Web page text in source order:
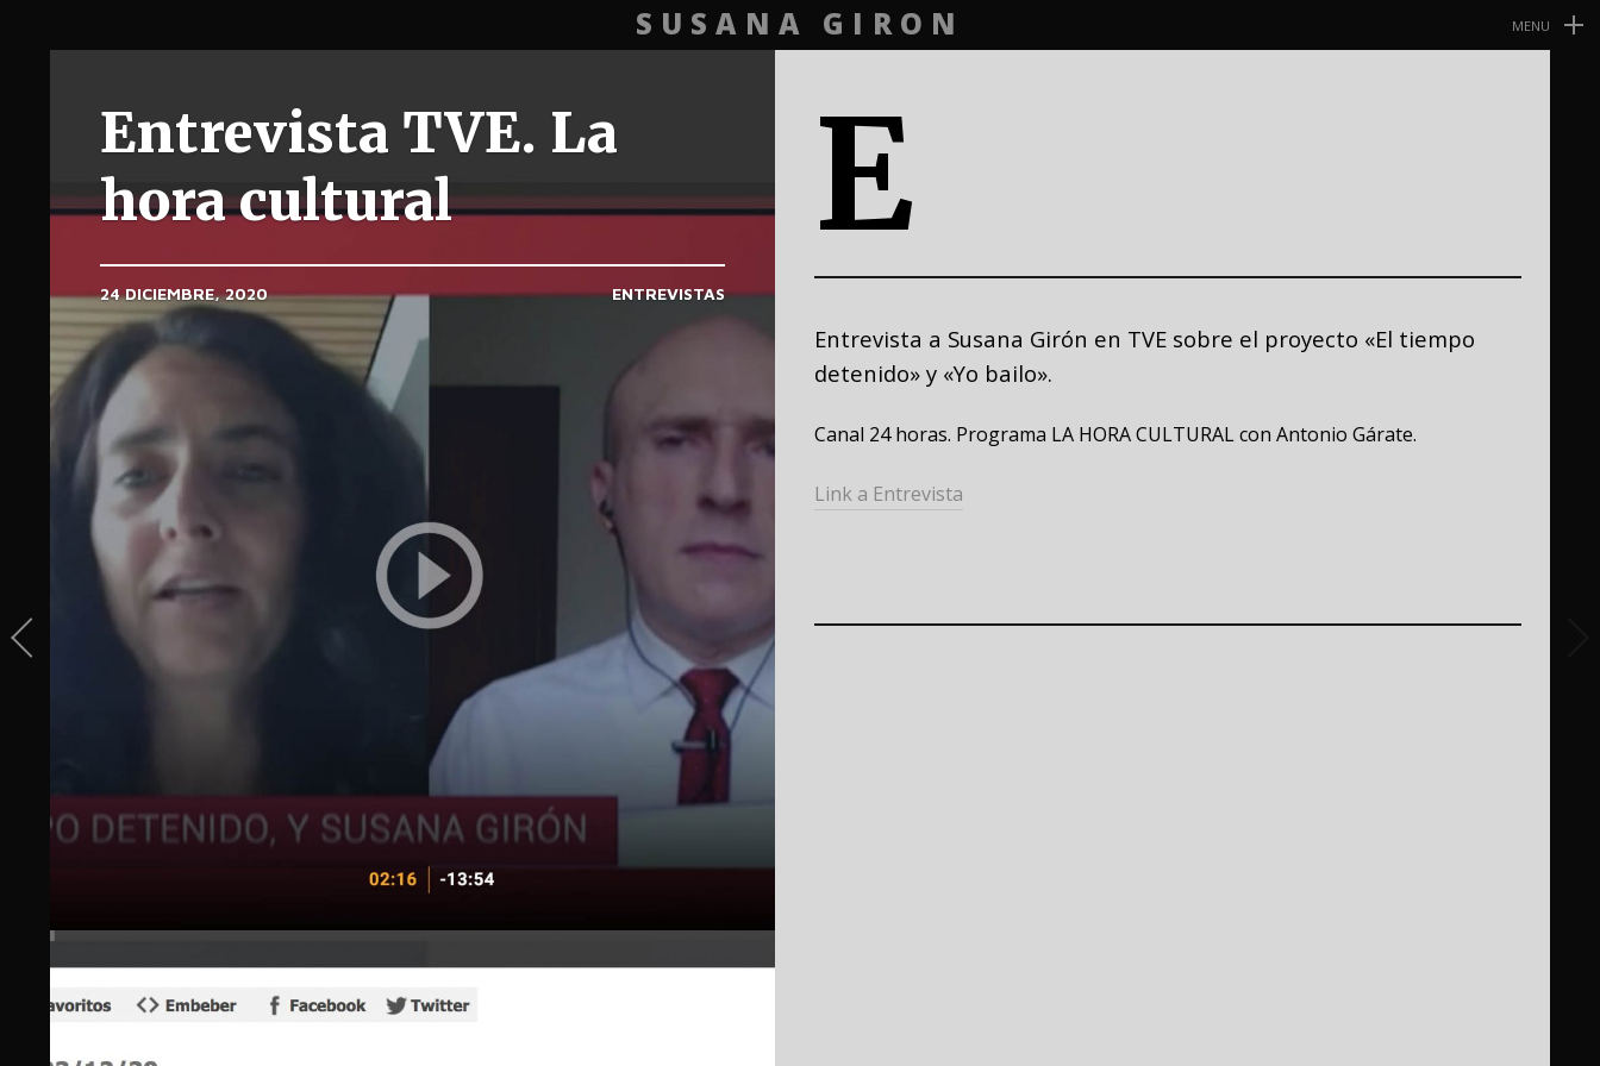
SUSANA GIRON MENU
Entrevista TVE. La
hora cultural
24 DICIEMBRE, 2020 ENTREVISTAS
E
Entrevista a Susana Girón en TVE sobre el proyecto «El tiempo
detenido» y «Yo bailo».
Canal 24 horas. Programa LA HORA CULTURAL con Antonio Gárate.
Link a Entrevista